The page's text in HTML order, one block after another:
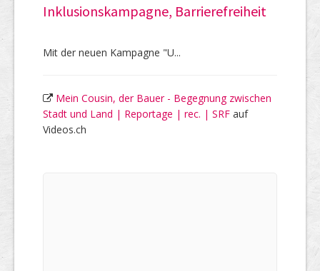
Inklusionskampagne, Barrierefreiheit
Mit der neuen Kampagne "U...
Mein Cousin, der Bauer - Begegnung zwischen
Stadt und Land | Reportage | rec. | SRF auf
Videos.ch